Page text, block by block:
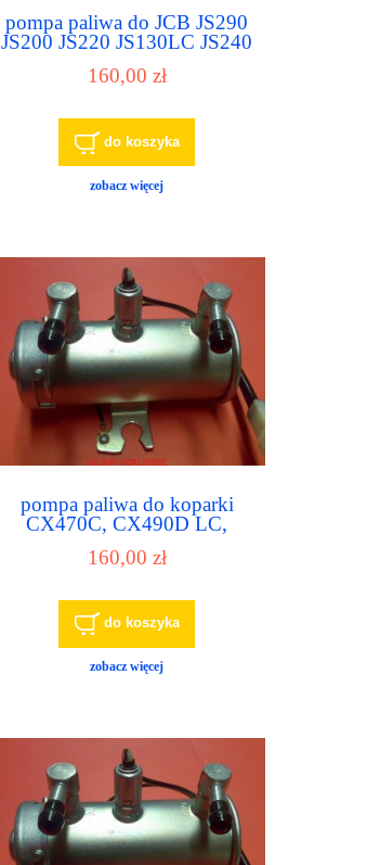
pompa paliwa do JCB JS290
JS200 JS220 JS130LC JS240
160,00 zł
do koszyka
zobacz więcej
pompa paliwa do koparki
CX470C, CX490D LC,
160,00 zł
do koszyka
zobacz więcej